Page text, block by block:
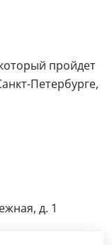
пройдет
Петербурге,
д. 1